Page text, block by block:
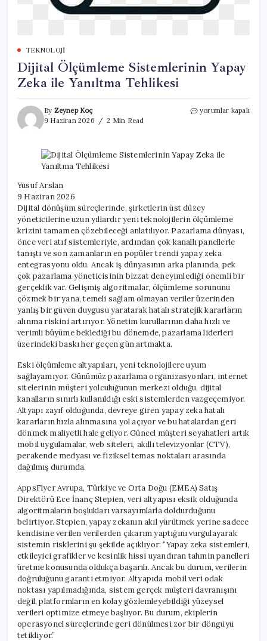
TEKNOLOJI
Dijital Ölçümleme Sistemlerinin Yapay
Zeka ile Yanıltma Tehlikesi
By Zeynep Koç
9 Haziran 2026
2 Min Read
Dijital
Zeka
ile
yorumlar kapalı
Yusuf Arslan
9 Haziran 2026
Dijital dönüşüm süreçlerinde, şirketlerin üst düzey
yöneticilerine uzun yıllardır yeni teknolojilerin ölçümleme
krizini tamamen çözebileceği anlatılıyor. Pazarlama dünyası,
önce veri atıf sistemleriyle, ardından çok kanallı panellerle
tanıştı ve son zamanların en popüler trendi yapay zeka
entegrasyonu oldu. Ancak iş dünyasının arka planında, pek
çok pazarlama yöneticisinin bizzat deneyimlediği önemli bir
gerçeklik var. Gelişmiş algoritmalar, ölçümleme sorununu
çözmek bir yana, temeli sağlam olmayan veriler üzerinden
yanlış bir güven duygusu yaratarak hatalı stratejik kararların
alınma riskini artırıyor. Yönetim kurullarının daha hızlı ve
verimli büyüme beklediği bu dönemde, pazarlama liderleri
üzerindeki baskı her geçen gün artmakta.
Eski ölçümleme altyapıları, yeni teknolojilere uyum
sağlayamıyor. Günümüz pazarlama organizasyonları, internet
sitelerinin müşteri yolculuğunun merkezi olduğu, dijital
kanalların sınırlı kullanıldığı eski sistemlerden vazgeçemiyor.
Altyapı zayıf olduğunda, devreye giren yapay zeka hatalı
kararların hızla alınmasına yol açıyor ve bu hatalardan geri
dönmek maliyetli hale geliyor. Güncel müşteri seyahatleri artık
mobil uygulamalar, web siteleri, akıllı televizyonlar (CTV),
perakende medyası ve fiziksel temas noktaları arasında
dağılmış durumda.
AppsFlyer Avrupa, Türkiye ve Orta Doğu (EMEA) Satış
Direktörü Ece İnanç Stepien, veri altyapısı eksik olduğunda
algoritmaların boşlukları varsayımlarla doldurduğunu
belirtiyor. Stepien, yapay zekanın akıl yürütmek yerine sadece
kendisine verilen verilerden çıkarım yaptığını vurgulayarak
sistemin risklerini şu şekilde açıklıyor: “Yapay zeka sistemleri,
etkileyici grafikler ve kesinlik hissi uyandıran tahmin panelleri
üretme konusunda oldukça başarılı. Ancak bu durum, verilerin
doğruluğunu garanti etmiyor. Altyapıda mobil veri odak
noktası yapılmadığında, sistem gerçek müşteri davranışını
değil, platformların en kolay gözlemleyebildiği yüzeysel
verileri optimize etmeye başlıyor. Bu durum, ekiplerin
operasyonel süreçlerinde geri dönülmesi zor bir döngüyü
tetikliyor.”